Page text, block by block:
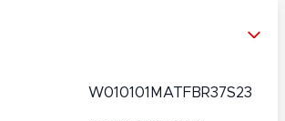
W010101MATFBR37S23